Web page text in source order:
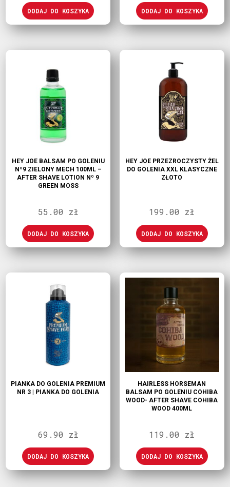
DODAJ DO KOSZYKA DODAJ DO KOSZYKA
HEY JOE BALSAM PO GOLENIU
Nº9 ZIELONY MECH 100ML –
AFTER SHAVE LOTION Nº 9
GREEN MOSS
55.00 zł
DODAJ DO KOSZYKA
HEY JOE PRZEZROCZYSTY ŻEL
DO GOLENIA XXL KLASYCZNE
ZŁOTO
199.00 zł
DODAJ DO KOSZYKA
PIANKA DO GOLENIA PREMIUM
NR 3 | PIANKA DO GOLENIA
69.90 zł
DODAJ DO KOSZYKA
HAIRLESS HORSEMAN
BALSAM PO GOLENIU COHIBA
WOOD- AFTER SHAVE COHIBA
WOOD 400ML
119.00 zł
DODAJ DO KOSZYKA